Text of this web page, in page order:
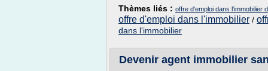
Thèmes liés : offre d'emploi dans l'immobilier
offre d'emploi dans l'immobilier /
dans l'immobilier
Devenir agent immobilier